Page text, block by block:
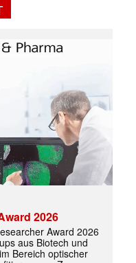
2026
Award 2026
aus Biotech und
Bereich optischer